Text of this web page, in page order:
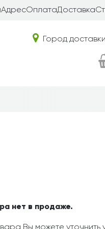
АдресОплатаДоставка
Город
нет в продаже.